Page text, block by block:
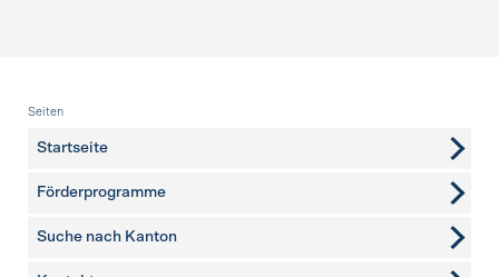
Fusszeile
Seiten
Startseite
Förderprogramme
Suche nach Kanton